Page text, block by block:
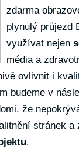
zdarma
plynulý průjezd
využívat nejen
média a
ovlivnit i
budeme v
že
stránek
.